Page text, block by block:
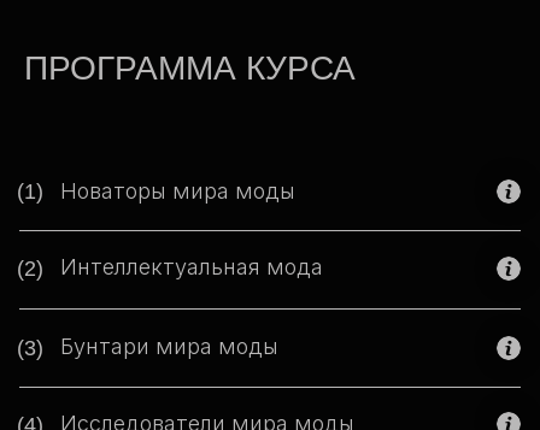
ПРОГРАММА КУРСА
(1) Новаторы мира моды
(2) Интеллектуальная мода
(3) Бунтари мира моды
(4) Исследователи мира моды